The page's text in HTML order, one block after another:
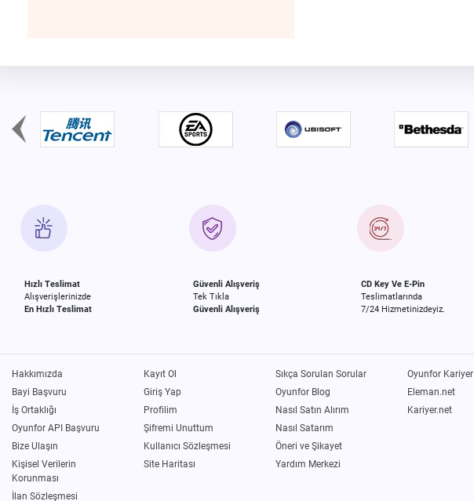
Hızlı Teslimat
Alışverişlerinizde
En Hızlı Teslimat
Güvenli Alışveriş
Tek Tıkla
Güvenli Alışveriş
CD Key Ve E-Pin
Teslimatlarında
7/24 Hizmetinizdeyiz.
Hakkımızda
Bayi Başvuru
İş Ortaklığı
Oyunfor API Başvuru
Bize Ulaşın
Kişisel Verilerin
Korunması
İlan Sözleşmesi
Kayıt Ol
Giriş Yap
Profilim
Şifremi Unuttum
Kullanıcı Sözleşmesi
Site Haritası
Sıkça Sorulan Sorular
Oyunfor Blog
Nasıl Satın Alırım
Nasıl Satarım
Öneri ve Şikayet
Yardım Merkezi
Oyunfor Kariyer
Eleman.net
Kariyer.net